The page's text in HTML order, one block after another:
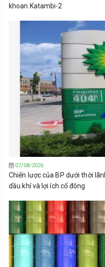
khoan Katambi-2
07/08/2026
Chiến lược của BP dưới thời
dầu khí và lợi ích cổ đông